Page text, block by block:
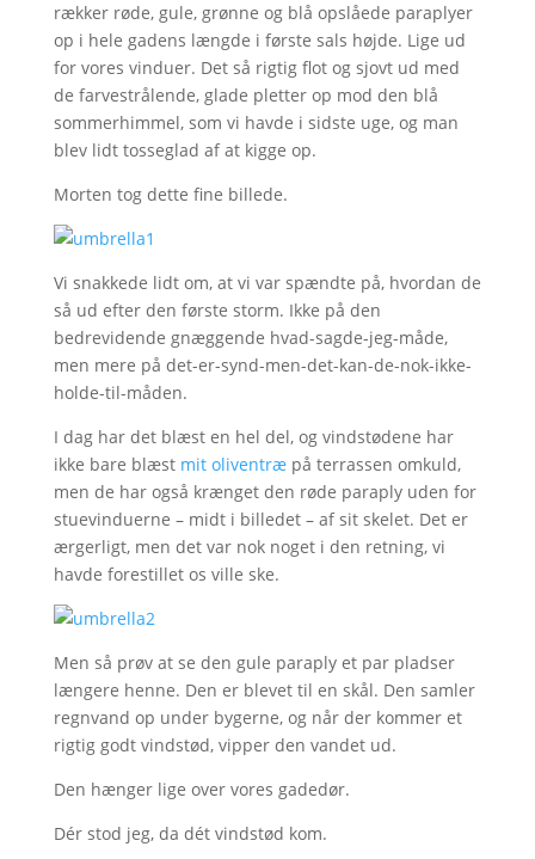
rækker røde, gule, grønne og blå opslåede paraplyer
op i hele gadens længde i første sals højde. Lige ud
for vores vinduer. Det så rigtig flot og sjovt ud med
de farvestrålende, glade pletter op mod den blå
sommerhimmel, som vi havde i sidste uge, og man
blev lidt tosseglad af at kigge op.
Morten tog dette fine billede.
Vi snakkede lidt om, at vi var spændte på, hvordan de
så ud efter den første storm. Ikke på den
bedrevidende gnæggende hvad-sagde-jeg-måde,
men mere på det-er-synd-men-det-kan-de-nok-ikke-
holde-til-måden.
I dag har det blæst en hel del, og vindstødene har
ikke bare blæst mit oliventræpå terrassen omkuld,
men de har også krænget den røde paraply uden for
stuevinduerne – midt i billedet – af sit skelet. Det er
ærgerligt, men det var nok noget i den retning, vi
havde forestillet os ville ske.
Men så prøv at se den gule paraply et par pladser
længere henne. Den er blevet til en skål. Den samler
regnvand op under bygerne, og når der kommer et
rigtig godt vindstød, vipper den vandet ud.
Den hænger lige over vores gadedør.
Dér stod jeg, da dét vindstød kom.